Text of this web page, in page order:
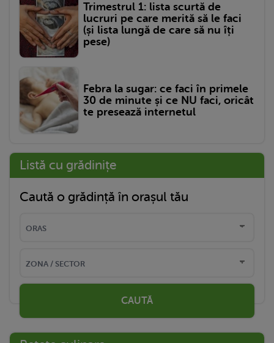
Trimestrul 1: lista scurtă de
lucruri pe care merită să le faci
(și lista lungă de care să nu îți
pese)
Febra la sugar: ce faci în primele
30 de minute și ce NU faci, oricât
te presează internetul
Listă cu grădinițe
Caută o grădință în orașul tău
CAUTĂ